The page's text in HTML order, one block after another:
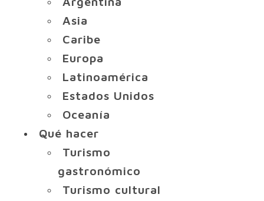
Asia
Caribe
Europa
Latinoamérica
Estados Unidos
Oceanía
Qué hacer
Turismo
gastronómico
Turismo cultural